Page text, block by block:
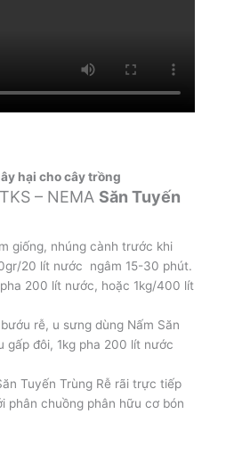
hại cho cây trồng
– NEMA Săn Tuyến
giống, nhúng cành trước khi
20 lít nước ngâm 15-30 phút.
200 lít nước, hoặc 1kg/400 lít
rễ, u sưng dùng Nấm Săn
gấp đôi, 1kg pha 200 lít nước
Tuyến Trùng Rễ rãi trực tiếp
phân chuồng phân hữu cơ bón